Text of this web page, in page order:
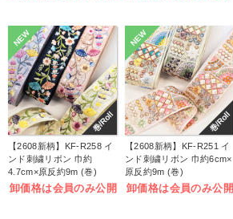
NEW
巻/Roll
【2608新柄】KF-R258 イ
ンド刺繍リボン 巾約
4.7cm×原反約9m (巻)
卸価格は会員のみ公開
NEW
巻/Roll
【2608新柄】KF-R251 イ
ンド刺繍リボン 巾約6cm×
原反約9m (巻)
卸価格は会員のみ公開